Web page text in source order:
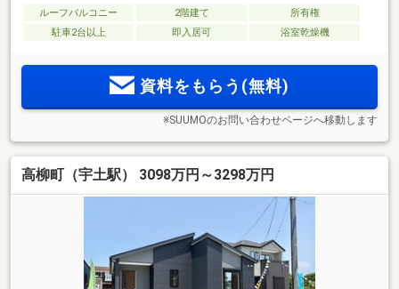
ルーフバルコニー 2階建て
所有権
駐車2台以上
即入居可 浴室乾燥機
資料をもらう(無料)
※SUUMOのお問い合わせページへ移動します
高柳町（宇土駅） 3098万円～3298万円